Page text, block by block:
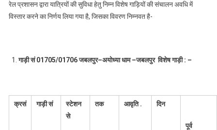
गाड़ियों
विस्तार
निर्णय
रेल प्रशासन द्वारा यात्रियों की सुविधा हेतु निम्न विशेष गाड़ियों की संचालन अवधि में
विस्तार करने का निर्णय लिया गया है, जिसका विवरण निम्नवत है-
गाड़ी सं01705/01706जबलपुर–अयोध्या धाम–जबलपुर विशेष गाड़ी : –
क्रसं गाड़ी सं
स्टेशन
से
तक आवृति. दिन
पूर्व